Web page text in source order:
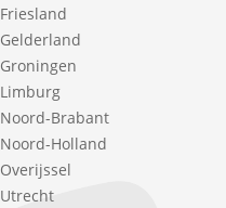
Friesland
Gelderland
Groningen
Limburg
Noord-Brabant
Noord-Holland
Overijssel
Utrecht